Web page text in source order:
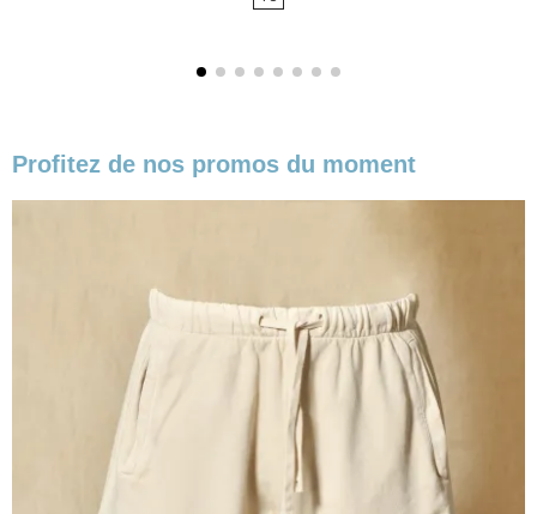
Profitez de nos promos du moment